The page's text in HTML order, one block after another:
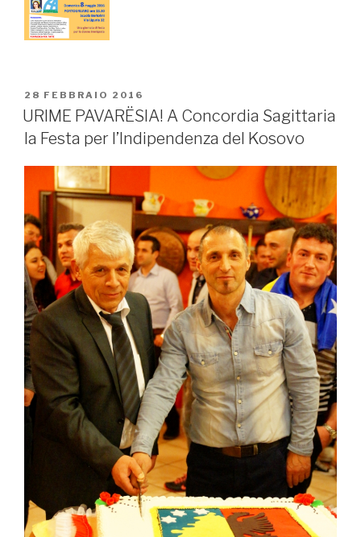
PUBBLICATO
IL
28 FEBBRAIO 2016
URIME PAVARЁSIA! A Concordia Sagittaria
la Festa per l’Indipendenza del Kosovo